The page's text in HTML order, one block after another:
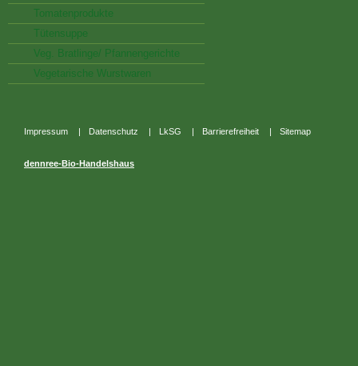
Tomatenprodukte
Tütensuppe
Veg. Bratlinge/ Pfannengerichte
Vegetarische Wurstwaren
Impressum | Datenschutz | LkSG | Barrierefreiheit | Sitemap
dennree-Bio-Handelshaus